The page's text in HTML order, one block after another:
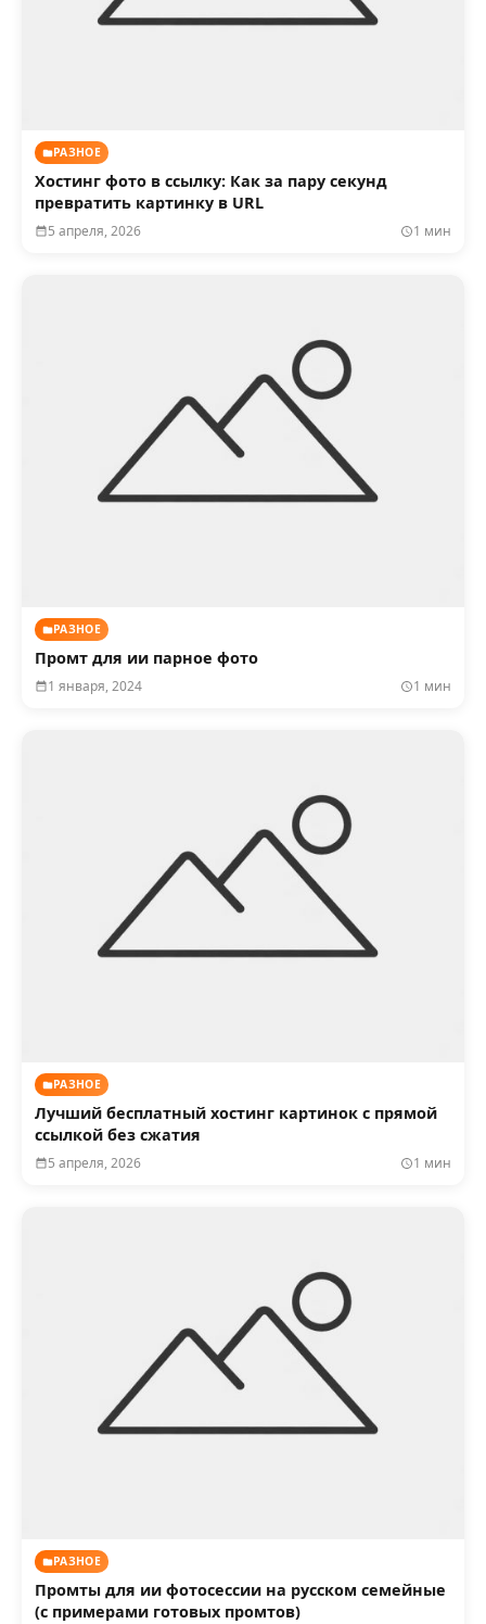
РАЗНОЕ
Хостинг фото в ссылку: Как за пару секунд
превратить картинку в URL
5 апреля, 2026 1 мин
РАЗНОЕ
Промт для ии парное фото
1 января, 2024 1 мин
РАЗНОЕ
Лучший бесплатный хостинг картинок с прямой
ссылкой без сжатия
5 апреля, 2026 1 мин
РАЗНОЕ
Промты для ии фотосессии на русском семейные
(с примерами готовых промтов)